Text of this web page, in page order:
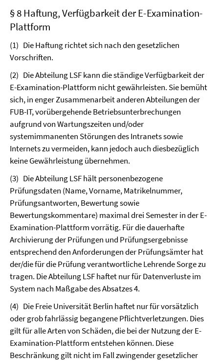
§ 8 Haftung, Verfügbarkeit der E-Examination-
Plattform
(1) Die Haftung richtet sich nach den gesetzlichen
Vorschriften.
(2) Die Abteilung LSF kann die ständige Verfügbarkeit der
E-Examination-Plattform nicht gewährleisten. Sie bemüht
sich, in enger Zusammenarbeit anderen Abteilungen der
FUB-IT, vorübergehende Betriebsunterbrechungen
aufgrund von Wartungszeiten und/oder
systemimmanenten Störungen des Intranets sowie
Internets zu vermeiden, kann jedoch auch diesbezüglich
keine Gewährleistung übernehmen.
(3) Die Abteilung LSF hält personenbezogene
Prüfungsdaten (Name, Vorname, Matrikelnummer,
Prüfungsantworten, Bewertung sowie
Bewertungskommentare) maximal drei Semester in der E-
Examination-Plattform vorrätig. Für die dauerhafte
Archivierung der Prüfungen und Prüfungsergebnisse
entsprechend den Anforderungen der Prüfungsämter hat
der/die für die Prüfung verantwortliche Lehrende Sorge zu
tragen. Die Abteilung LSF haftet nur für Datenverluste im
System nach Maßgabe des Absatzes 4.
(4) Die Freie Universität Berlin haftet nur für vorsätzlich
oder grob fahrlässig begangene Pflichtverletzungen. Dies
gilt für alle Arten von Schäden, die bei der Nutzung der E-
Examination-Plattform entstehen können. Diese
Beschränkung gilt nicht im Fall zwingender gesetzlicher